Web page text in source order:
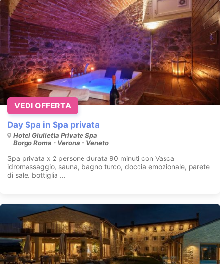
Day Spa in Spa privata
Hotel Giulietta Private Spa
Borgo Roma - Verona - Veneto
Spa privata x 2 persone durata 90 minuti con Vasca
idromassaggio, sauna, bagno turco, doccia emozionale, parete
di sale. bottiglia ...
VEDI OFFERTA